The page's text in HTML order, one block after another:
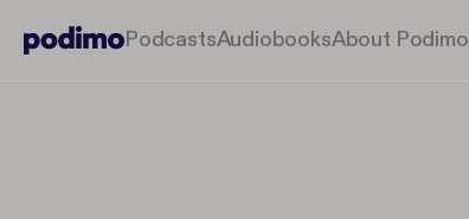
PodcastsAudiobooksAbout Podimo